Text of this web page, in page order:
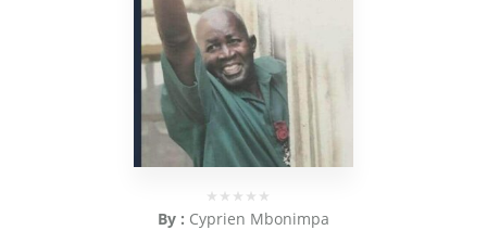
By : Cyprien Mbonimpa